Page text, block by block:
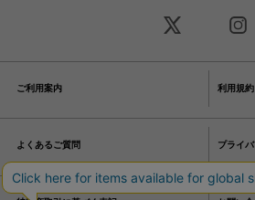
ご利用案内 利用規約
よくあるご質問 プライ